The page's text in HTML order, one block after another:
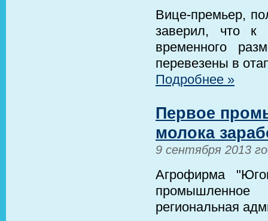
Вице-премьер,
заверил, что к
временного
перевезены в
Подробнее »
Первое
молока
9 сентября 2013
Агрофирма
промышленное
региональная